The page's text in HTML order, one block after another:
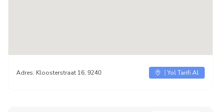
Adres: Kloosterstraat 16, 9240 Yol Tarifi Al